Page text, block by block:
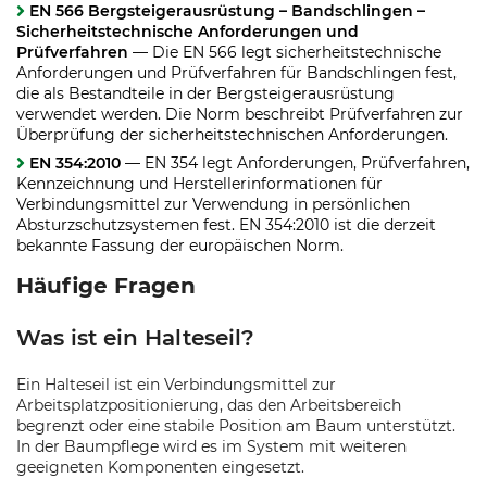
EN 566 Bergsteigerausrüstung – Bandschlingen –
Sicherheitstechnische Anforderungen und
Prüfverfahren — Die EN 566 legt sicherheitstechnische
Anforderungen und Prüfverfahren für Bandschlingen fest,
die als Bestandteile in der Bergsteigerausrüstung
verwendet werden. Die Norm beschreibt Prüfverfahren zur
Überprüfung der sicherheitstechnischen Anforderungen.
EN 354:2010 — EN 354 legt Anforderungen, Prüfverfahren,
Kennzeichnung und Herstellerinformationen für
Verbindungsmittel zur Verwendung in persönlichen
Absturzschutzsystemen fest. EN 354:2010 ist die derzeit
bekannte Fassung der europäischen Norm.
Häufige Fragen
Was ist ein Halteseil?
Ein Halteseil ist ein Verbindungsmittel zur
Arbeitsplatzpositionierung, das den Arbeitsbereich
begrenzt oder eine stabile Position am Baum unterstützt.
In der Baumpflege wird es im System mit weiteren
geeigneten Komponenten eingesetzt.